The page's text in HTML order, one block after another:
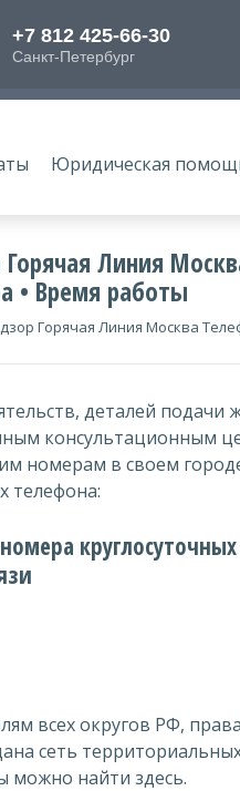
Юридическая
Горячая Линия
• Время работы
Горячая Линия Москва
деталей подачи
консультационным
номерам в своем
телефона:
всех округов РФ,
сеть
можно найти здесь.